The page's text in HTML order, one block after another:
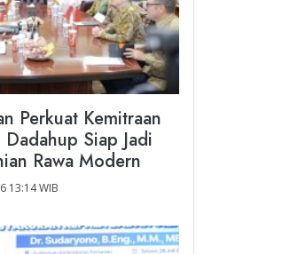
Perkuat Kemitraan
Siap Jadi
Rawa Modern
13:14 WIB